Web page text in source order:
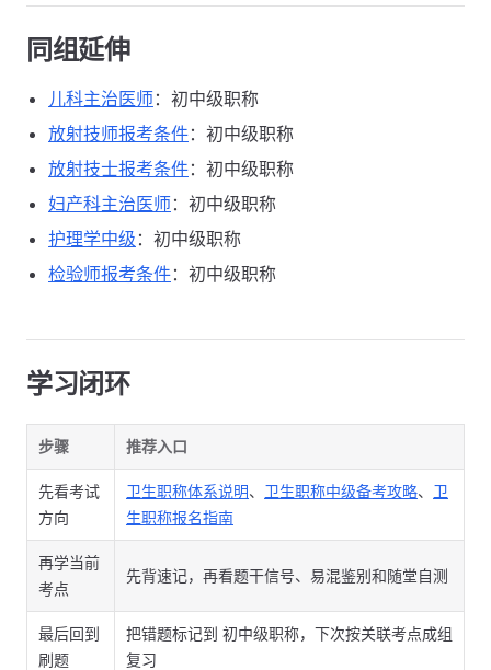
同组延伸
儿科主治医师：初中级职称
放射技师报考条件：初中级职称
放射技士报考条件：初中级职称
妇产科主治医师：初中级职称
护理学中级 ：初中级职称
检验师报考条件：初中级职称
学习闭环
步骤 推荐入口
先看考试
方向
卫生职称体系说明、 卫生职称中级备考攻略、 卫
生职称报名指南
再学当前
考点
先背速记，再看题干信号、易混鉴别和随堂自测
最后回到
刷题
把错题标记到 初中级职称，下次按关联考点成组
复习